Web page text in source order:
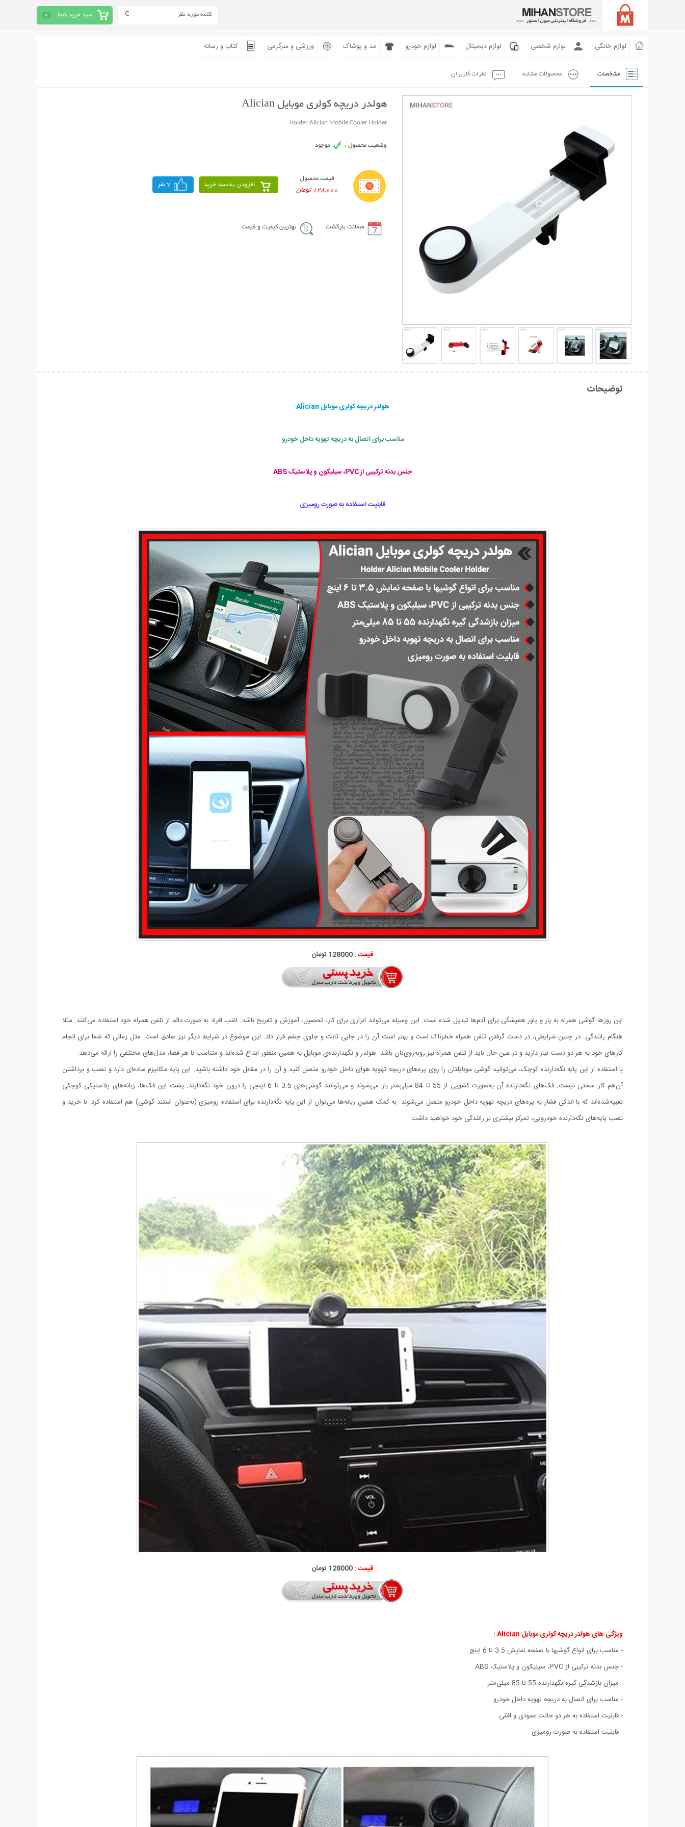
سبد خرید شما 0
لوازم خانگی لوازم شخصی لوازم دیجیتال لوازم خودرو مد و پوشاک ورزشی و سرگرمی کتاب و رسانه
مشخصات محصولات مشابه نظرات کاربران
هولدر دریچه کولری موبایل Alician
Holder Alician Mobile Cooler Holder
قیمت محصول
128,000 تومان
افزودن به سبد خرید 7 نفر
ضمانت بازگشت بهترین کیفیت و قیمت
توضیحات
هولدر دریچه کولری موبایل Alician
مناسب برای اتصال به دریچه تهویه داخل خودرو
جنس بدنه ترکیبی از PVC، سیلیکون و پلاستیک ABS
قابلیت استفاده به صورت رومیزی
قیمت :128000 تومان
این روزها گوشی همراه به یار و یاور همیشگی برای آدم‌ها تبدیل شده است. این وسیله می‌تواند ابزاری برای کار، تحصیل، آموزش و تفریح باشد. اغلب افراد به صورت دائم از تلفن همراه خود استفاده می‌کنند. مثلا
هنگام رانندگی. در چنین شرایطی، در دست گرفتن تلفن همراه خطرناک است و بهتر است آن را در جایی ثابت و جلوی چشم قرار داد. این موضوع در شرایط دیگر نیز صادق است. مثل زمانی که شما برای انجام
کارهای خود به هر دو دست نیاز دارید و در عین حال باید از تلفن همراه نیز روبه‌روی‌تان باشد. هولدر و نگهدارنده‌ی موبایل به همین منظور ابداع شده‌اند و متناسب با هر فضا، مدل‌های مختلفی را ارائه می‌دهد.
با استفاده از این پایه نگه‌دارنده کوچک، می‌توانید گوشی موبایلتان را روی پره‌های دریچه تهویه هوای داخل خودرو متصل کنید و آن را در مقابل خود داشته باشید. این پایه مکانیزم ساده‌ای دارد و نصب و برداشتن
آن‌هم کار سختی نیست. فک‌های نگه‌دارنده آن به‌صورت کشویی از 55 تا 84 میلی‌متر باز می‌شوند و می‌توانند گوشی‌های 3.5 تا 6 اینچی را درون خود نگه‌دارند. پشت این فک‌ها، زبانه‌های پلاستیکی کوچکی
تعبیه‌شده‌اند که با اندکی فشار به پره‌های دریچه تهویه داخل خودرو متصل می‌شوند. به کمک همین زبانه‌ها می‌توان از این پایه نگه‌دارنده برای استفاده رومیزی (به‌عنوان استند گوشی) هم استفاده کرد. با خرید و
نصب پایه‌های نگه‌دارنده خودرویی، تمرکز بیشتری بر رانندگی خود خواهید داشت.
قیمت :128000 تومان
ویژگی های هولدر دریچه کولری موبایل Alician :
- مناسب برای انواع گوشیها با صفحه نمایش 3.5 تا 6 اینچ
- جنس بدنه ترکیبی از PVC، سیلیکون و پلاستیک ABS
- میزان بازشدگی گیره نگهدارنده 55 تا 85 میلی‌متر
- مناسب برای اتصال به دریچه تهویه داخل خودرو
- قابلیت استفاده به هر دو حالت عمودی و افقی
- قابلیت استفاده به صورت رومیزی